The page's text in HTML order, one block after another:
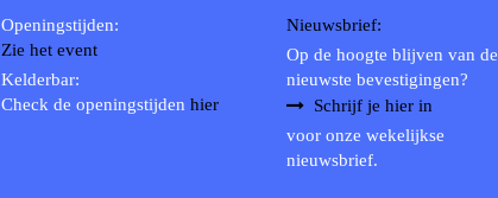
Openingstijden:
Zie het event
Kelderbar:
Check de openingstijden hier
Nieuwsbrief:
Op de hoogte blijven van de
nieuwste bevestigingen?
Schrijf je hier in
voor onze wekelijkse
nieuwsbrief.